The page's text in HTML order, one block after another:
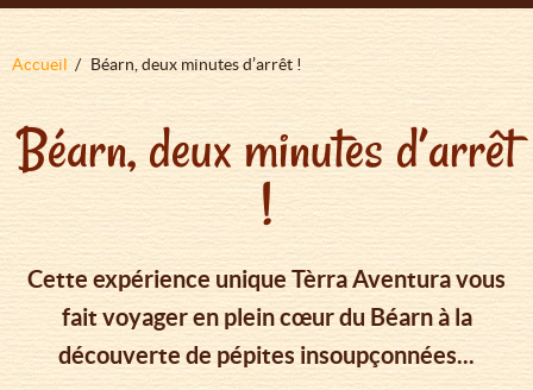
Fil
Accueil Béarn, deux minutes d’arrêt !
Béarn, deux minutes d’arrêt
!
Cette expérience unique Tèrra Aventura vous
fait voyager en plein cœur du Béarn à la
découverte de pépites insoupçonnées...